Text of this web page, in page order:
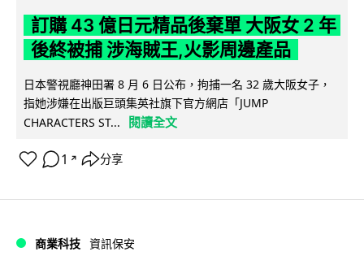
訂購 43 億日元精品後棄單 大阪女 2 年
後終被捕 涉海賊王,火影周邊產品
日本警視廳神田署 8 月 6 日公布，拘捕一名 32 歲大阪女子，
指她涉嫌在出版巨頭集英社旗下官方網店「JUMP
CHARACTERS ST...
閱讀全文
1 ↗ 分享
商業科技 資訊保安